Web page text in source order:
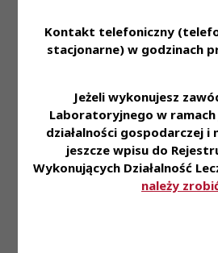
Kontakt telefoniczny
stacjonarne) w godzinach
Jeżeli wykonujesz
Laboratoryjnego w
działalności gospodarczej i
jeszcze wpisu do
Wykonujących Działalność
należy
• Pracę z wykorzystaniem
oraz styczność z
finansową
• Pracę w komfortowej i
• Doskonałą atmosferę
Miejsce zatrudnienia:
Laboratorium Medyczne